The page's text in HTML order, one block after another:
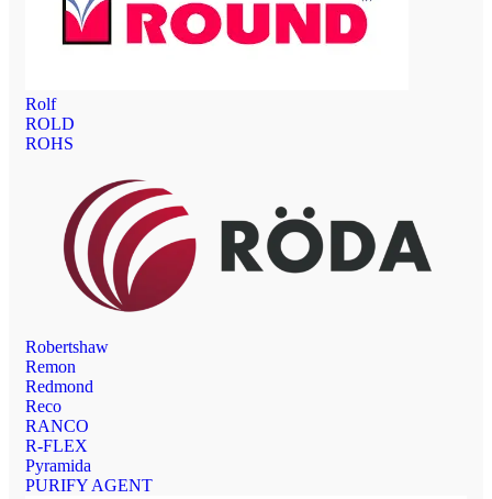
Rolf
ROLD
ROHS
Robertshaw
Remon
Redmond
Reco
RANCO
R-FLEX
Pyramida
PURIFY AGENT